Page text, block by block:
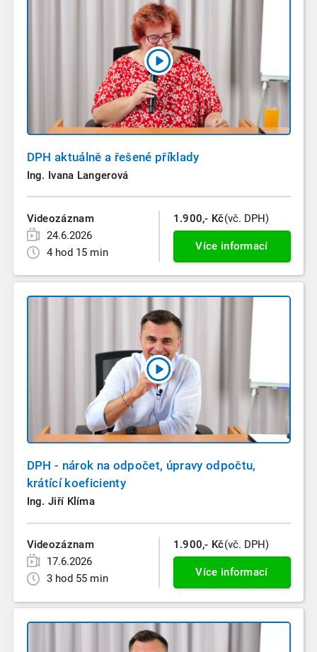
DPH aktuálně a řešené příklady
Ing. Ivana Langerová
Videozáznam
24.6.2026
4 hod 15 min
1.900,- Kč(vč. DPH)
Více informací
DPH - nárok na odpočet, úpravy odpočtu,
krátící koeficienty
Ing. Jiří Klíma
Videozáznam
17.6.2026
3 hod 55 min
1.900,- Kč(vč. DPH)
Více informací